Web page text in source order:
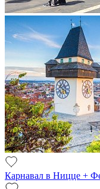
Карнавал в Ницце +